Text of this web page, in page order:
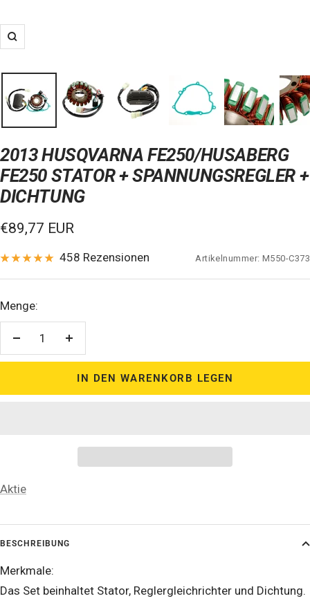
Zoom
2013 HUSQVARNA FE250/HUSABERG
FE250 STATOR + SPANNUNGSREGLER +
DICHTUNG
Verkaufspreis
€89,77 EUR
458 Rezensionen Artikelnummer: M550-C373
Menge:
Menge
IN DEN WARENKORB LEGEN
Aktie
BESCHREIBUNG
Merkmale:
Das Set beinhaltet Stator, Reglergleichrichter und Dichtung.